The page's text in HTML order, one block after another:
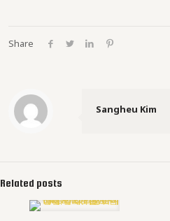
Share
Sangheu Kim
Related posts